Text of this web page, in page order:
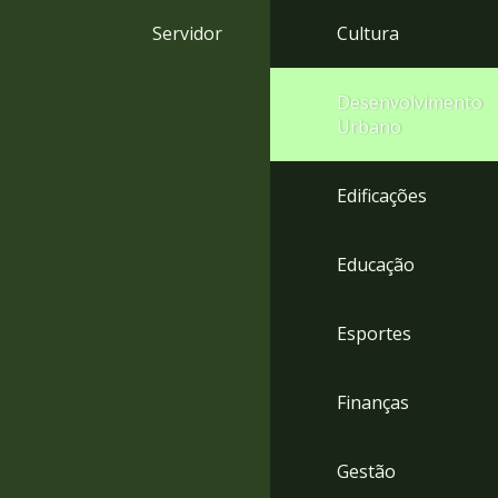
Servidor Cultura
Desenvolvimento
Urbano
Edificações
Educação
Esportes
Finanças
Gestão